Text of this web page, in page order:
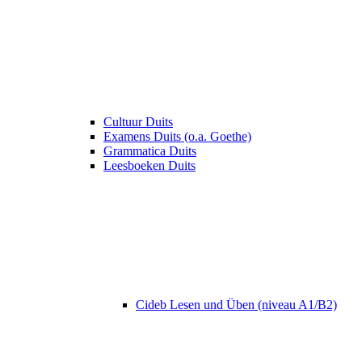
Cultuur Duits
Examens Duits (o.a. Goethe)
Grammatica Duits
Leesboeken Duits
Cideb Lesen und Üben (niveau A1/B2)